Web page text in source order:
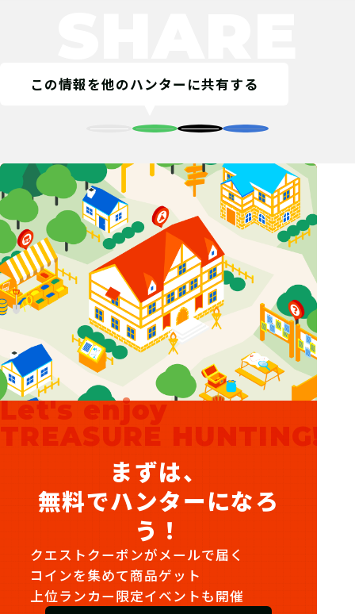
発見したら、必ず「その場で」発見報
告をしよう！現地から離れた場所で報
えておこう！
この情報を他のハンターに共有する
Let's enjoy
TREASURE HUNTING!
まずは、
無料でハンターになろ
う！
クエストクーポンがメールで届く
コインを集めて商品ゲット
上位ランカー限定イベントも開催